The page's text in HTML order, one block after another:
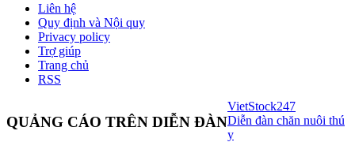
Liên hệ
Quy định và Nội quy
Privacy policy
Trợ giúp
Trang chủ
RSS
QUẢNG CÁO TRÊN DIỄN ĐÀN
VietStock247
Diễn đàn chăn nuôi thú
y